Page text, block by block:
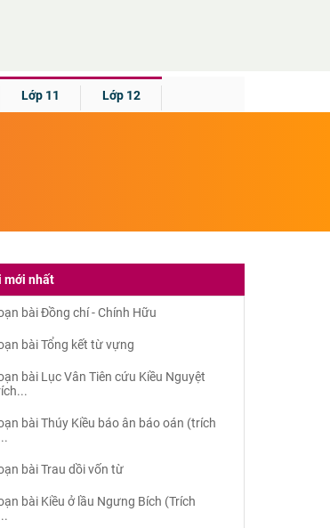
Lớp 11 Lớp 12
mới nhất
bài Đồng chí - Chính Hữu
bài Tổng kết từ vựng
bài Lục Vân Tiên cứu Kiều Nguyệt
bài Thúy Kiều báo ân báo oán (trích
bài Trau dồi vốn từ
bài Kiều ở lầu Ngưng Bích (Trích